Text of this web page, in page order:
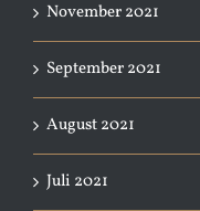
November 2021
September 2021
August 2021
Juli 2021